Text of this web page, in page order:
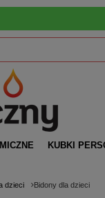
KUBKI
dzieci Bidony dla dzieci